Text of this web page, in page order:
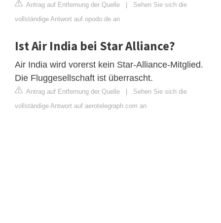
Antrag auf Entfernung der Quelle | Sehen Sie sich die
vollständige Antwort auf opodo.de an
Ist Air India bei Star Alliance?
Air India wird vorerst kein Star-Alliance-Mitglied.
Die Fluggesellschaft ist überrascht.
Antrag auf Entfernung der Quelle | Sehen Sie sich die
vollständige Antwort auf aerotelegraph.com an